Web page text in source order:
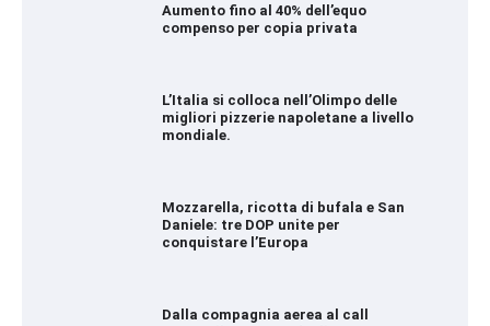
Aumento fino al 40% dell’equo
compenso per copia privata
L’Italia si colloca nell’Olimpo delle
migliori pizzerie napoletane a livello
mondiale.
Mozzarella, ricotta di bufala e San
Daniele: tre DOP unite per
conquistare l’Europa
Dalla compagnia aerea al call